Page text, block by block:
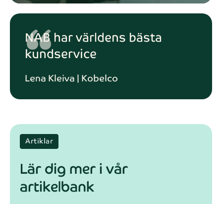
“
NAB har världens bästa
kundservice
Lena Kleiva | Kobelco
Artiklar
Lär dig mer i vår
artikelbank